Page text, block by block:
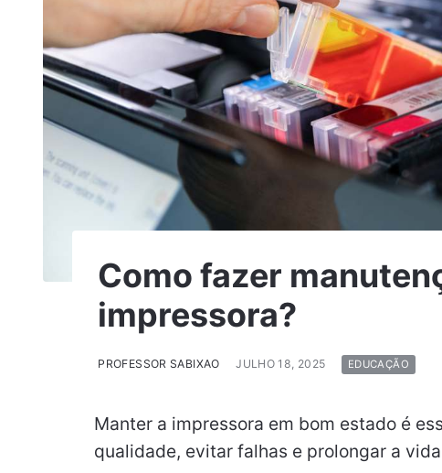
Como fazer
impressora?
PROFESSOR SABIXAO JULHO 18, 2025 EDUCAÇÃO
Manter a impressora em bom estado é
qualidade, evitar falhas e prolongar a